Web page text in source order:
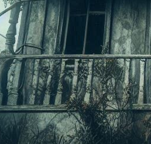
Generation T
Studio
und mit Catherine Elsen
Kapelle
Thomas Jensen | Eine
zur Rettung der Demokratie
dem verwunschenen Königskind
Schauspiel mit Fahrrad und Figuren